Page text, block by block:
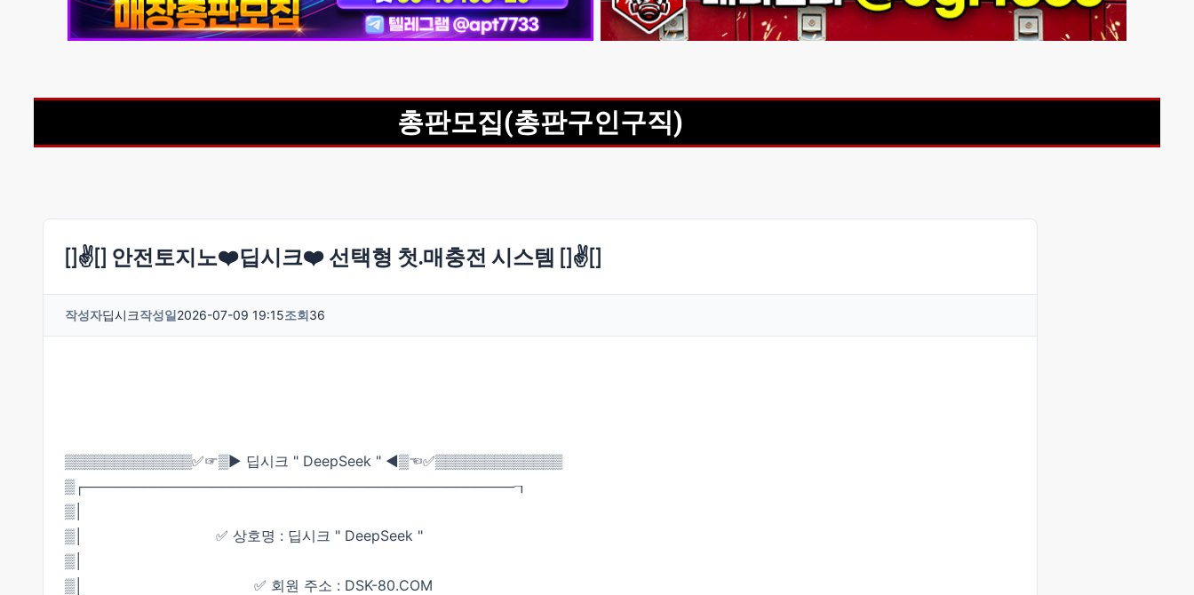
총판모집(총판구인구직)
[]✌️[] 안전토지노❤️딥시크❤️ 선택형 첫.매충전 시스템 []✌️[]
작성자딥시크작성일2026-07-09 19:15조회36
▒▒▒▒▒▒▒▒▒▒▒▒▒✅☞▒▶ 딥시크 " DeepSeek " ◀▒☜✅▒▒▒▒▒▒▒▒▒▒▒▒▒
▒┌────────────────────────────────────────────┒
▒│
▒│ ✅ 상호명 : 딥시크 " DeepSeek "
▒│
▒│ ✅ 회원 주소 : DSK-80.COM